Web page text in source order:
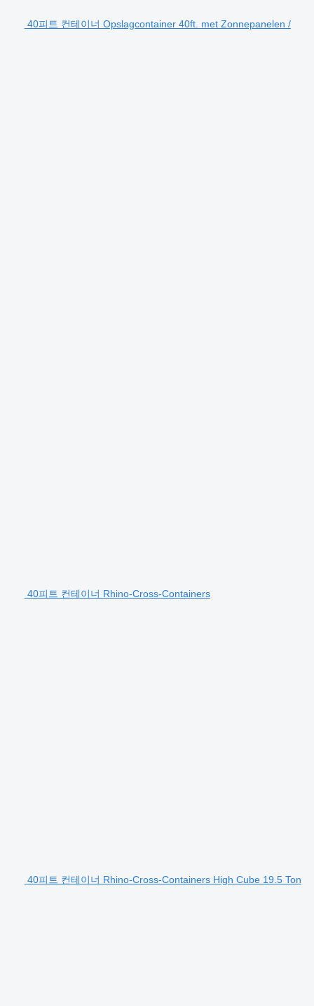
40피트 컨테이너 Opslagcontainer 40ft. met Zonnepanelen /
40피트 컨테이너 Rhino-Cross-Containers
40피트 컨테이너 Rhino-Cross-Containers High Cube 19.5 Ton